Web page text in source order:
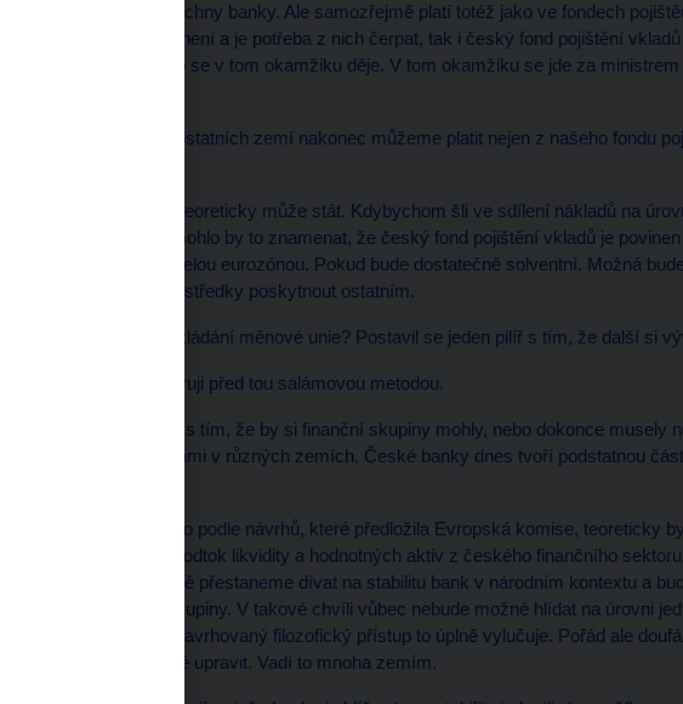
Mají do něj přispívat všechny banky. Ale samozřejmě platí totéž jako ve fondech
takových fondech něco není a je potřeba z nich čerpat, tak i český fond pojištění
pojištění vkladů znají, co se v tom okamžiku děje. V tom okamžiku se jde za
* LN Takže za banky z ostatních zemí nakonec můžeme platit nejen z našeho fondu
No to je právě to, co se teoreticky může stát. Kdybychom šli ve sdílení nákladů na
jak je to teď navržené, mohlo by to znamenat, že český fond pojištění vkladů je
pojištění vkladů napříč celou eurozónou. Pokud bude dostatečně solventní. Možná
vypůjčit, aby mohl ty prostředky poskytnout ostatním.
* LN Nepřipomíná to zakládání měnové unie? Postavil se jeden pilíř s tím, že další si
No jasně. Proto stále varuji před tou salámovou metodou.
* LN V návrhu se počítá s tím, že by si finanční skupiny mohly, nebo dokonce musely
peníze mezi svými firmami v různých zemích. České banky dnes tvoří podstatnou
Pokud by se pokračovalo podle návrhů, které předložila Evropská komise, teoreticky
úplně nekontrolovatelný odtok likvidity a hodnotných aktiv z českého finančního
postaven tak, že se úplně přestaneme dívat na stabilitu bank v národním kontextu a
panevropské finanční skupiny. V takové chvíli vůbec nebude možné hlídat na úrovni
aktiva a stabilitu bank. Navrhovaný filozofický přístup to úplně vylučuje. Pořád ale
vyjednáváních podstatně upravit. Vadí to mnoha zemím.